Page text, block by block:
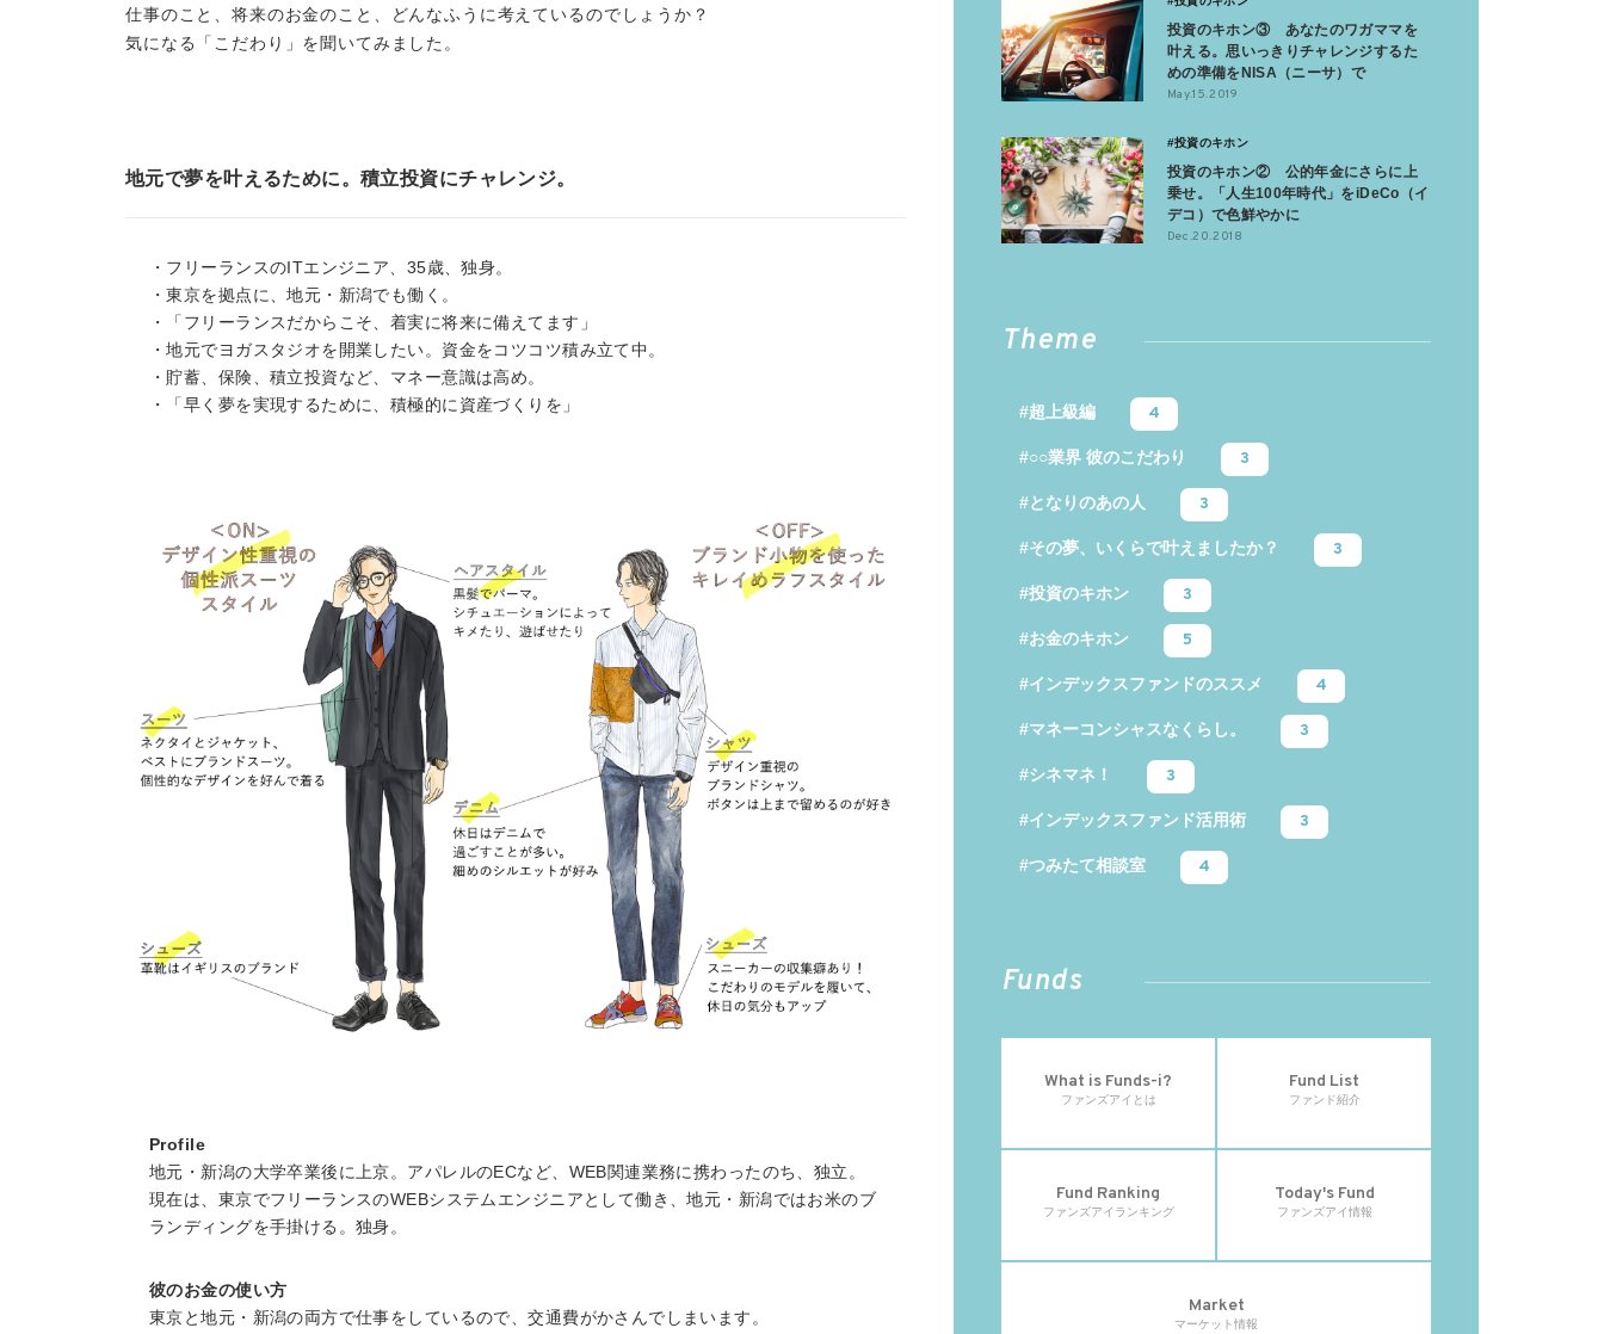
仕事のこと、将来のお金のこと、どんなふうに考えているのでしょうか？
気になる「こだわり」を聞いてみました。
地元で夢を叶えるために。積立投資にチャレンジ。
・フリーランスのITエンジニア、35歳、独身。
・東京を拠点に、地元・新潟でも働く。
・「フリーランスだからこそ、着実に将来に備えてます」
・地元でヨガスタジオを開業したい。資金をコツコツ積み立て中。
・貯蓄、保険、積立投資など、マネー意識は高め。
・「早く夢を実現するために、積極的に資産づくりを」
Profile
地元・新潟の大学卒業後に上京。アパレルのECなど、WEB関連業務に携わったのち、独立。
現在は、東京でフリーランスのWEBシステムエンジニアとして働き、地元・新潟ではお米のブ
ランディングを手掛ける。独身。
彼のお金の使い方
東京と地元・新潟の両方で仕事をしているので、交通費がかさんでしまいます。
投資のキホン③ あなたのワガママを
叶える。思いっきりチャレンジするた
めの準備をNISA（ニーサ）で
May.15.2019
#投資のキホン
投資のキホン② 公的年金にさらに上
乗せ。「人生100年時代」をiDeCo（イ
デコ）で色鮮やかに
Dec.20.2018
Theme
#超上級編 4
#○○業界 彼のこだわり 3
#となりのあの人 3
#その夢、いくらで叶えましたか？ 3
#投資のキホン 3
#お金のキホン 5
#インデックスファンドのススメ 4
#マネーコンシャスなくらし。 3
#シネマネ！ 3
#インデックスファンド活用術 3
#つみたて相談室 4
Funds
What is Funds-i?
ファンズアイとは
Fund List
ファンド紹介
Fund Ranking
ファンズアイランキング
Today's Fund
ファンズアイ情報
Market
マーケット情報